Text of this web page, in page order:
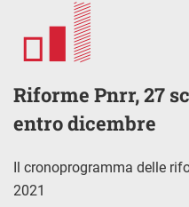
Riforme Pnrr, 27
entro dicembre
Il cronoprogramma delle
2021